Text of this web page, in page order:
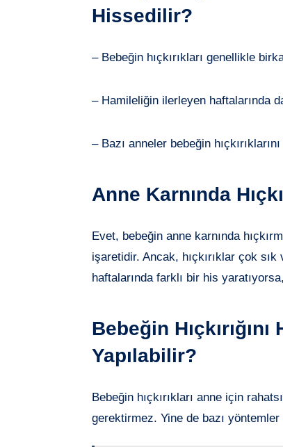
Hissedilir?
– Bebeğin hıçkırıkları genellikle
– Hamileliğin ilerleyen haftalarında
– Bazı anneler bebeğin
Anne Karnında
Evet, bebeğin anne karnında
işaretidir. Ancak, hıçkırıklar çok
haftalarında farklı bir his
Bebeğin
Yapılabilir?
Bebeğin hıçkırıkları anne için
gerektirmez. Yine de bazı yöntemler